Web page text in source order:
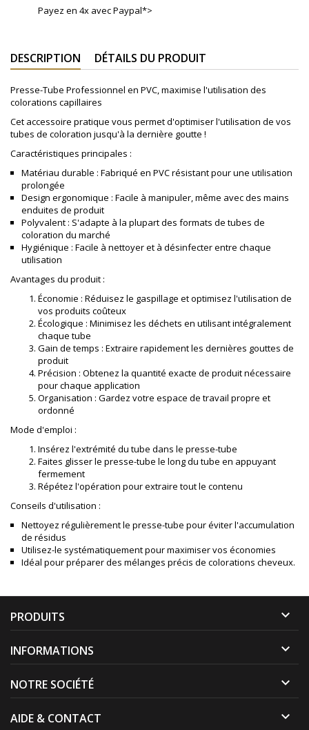
Payez en 4x avec Paypal*>
DESCRIPTION DÉTAILS DU PRODUIT
Presse-Tube Professionnel en PVC, maximise l'utilisation des
colorations capillaires
Cet accessoire pratique vous permet d'optimiser l'utilisation de vos
tubes de coloration jusqu'à la dernière goutte !
Caractéristiques principales :
Matériau durable : Fabriqué en PVC résistant pour une utilisation
prolongée
Design ergonomique : Facile à manipuler, même avec des mains
enduites de produit
Polyvalent : S'adapte à la plupart des formats de tubes de
coloration du marché
Hygiénique : Facile à nettoyer et à désinfecter entre chaque
utilisation
Avantages du produit :
Économie : Réduisez le gaspillage et optimisez l'utilisation de
vos produits coûteux
Écologique : Minimisez les déchets en utilisant intégralement
chaque tube
Gain de temps : Extraire rapidement les dernières gouttes de
produit
Précision : Obtenez la quantité exacte de produit nécessaire
pour chaque application
Organisation : Gardez votre espace de travail propre et
ordonné
Mode d'emploi :
Insérez l'extrémité du tube dans le presse-tube
Faites glisser le presse-tube le long du tube en appuyant
fermement
Répétez l'opération pour extraire tout le contenu
Conseils d'utilisation :
Nettoyez régulièrement le presse-tube pour éviter l'accumulation
de résidus
Utilisez-le systématiquement pour maximiser vos économies
Idéal pour préparer des mélanges précis de colorations cheveux.
PRODUITS 
INFORMATIONS 
NOTRE SOCIÉTÉ 
AIDE & CONTACT 